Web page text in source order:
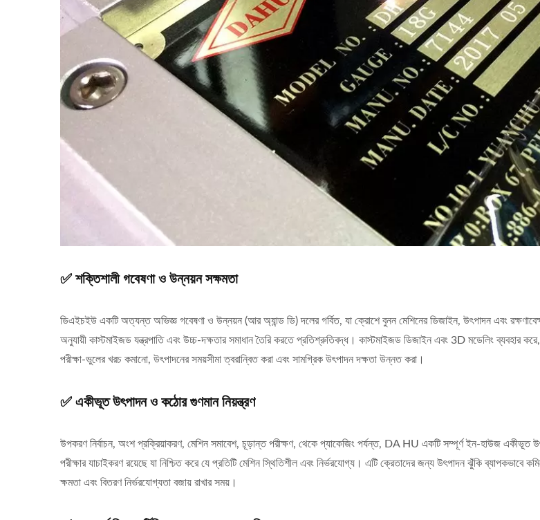
✅ শক্তিশালী গবেষণা ও উন্নয়ন সক্ষমতা
ডিএইচইউ একটি অত্যন্ত অভিজ্ঞ গবেষণা ও উন্নয়ন (আর অ্যান্ড ডি) দলের গর্বিত, যা ক্রোশে বুনন মেশিনের ডিজাইন, উৎপাদন এবং
অনুযায়ী কাস্টমাইজড যন্ত্রপাতি এবং উচ্চ-দক্ষতার সমাধান তৈরি করতে প্রতিশ্রুতিবদ্ধ। কাস্টমাইজড ডিজাইন এবং 3D মডেলিং ব্যবহার
পরীক্ষা-ভুলের খরচ কমানো, উৎপাদনের সময়সীমা ত্বরান্বিত করা এবং সামগ্রিক উৎপাদন দক্ষতা উন্নত করা।
✅ একীভূত উৎপাদন ও কঠোর গুণমান নিয়ন্ত্রণ
উপকরণ নির্বাচন, অংশ প্রক্রিয়াকরণ, মেশিন সমাবেশ, চূড়ান্ত পরীক্ষণ, থেকে প্যাকেজিং পর্যন্ত, DA HU একটি সম্পূর্ণ ইন-হাউজ একীভূত
পরীক্ষার যাচাইকরণ রয়েছে যা নিশ্চিত করে যে প্রতিটি মেশিন স্থিতিশীল এবং নির্ভরযোগ্য। এটি ক্রেতাদের জন্য উৎপাদন ঝুঁকি ব্যাপকভাবে
ক্ষমতা এবং বিতরণ নির্ভরযোগ্যতা বজায় রাখার সময়।